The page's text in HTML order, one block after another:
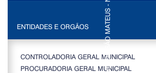
ENTIDADES E ORGÃOS
CONTROLADORIA GERAL MUNICIPAL
PROCURADORIA GERAL MUNICIPAL